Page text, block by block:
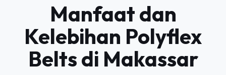
Manfaat dan
Kelebihan Polyflex
Belts di Makassar